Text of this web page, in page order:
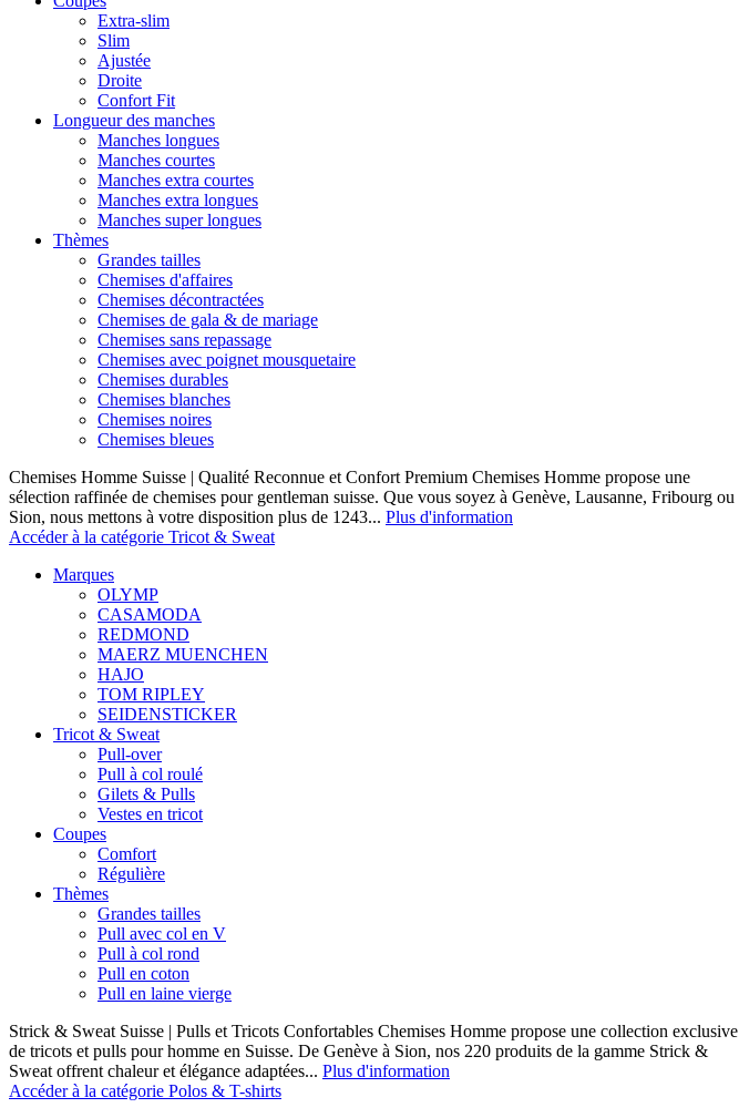
Extra-slim
Slim
Ajustée
Droite
Confort Fit
Longueur des manches
Manches longues
Manches courtes
Manches extra courtes
Manches extra longues
Manches super longues
Thèmes
Grandes tailles
Chemises d'affaires
Chemises décontractées
Chemises de gala & de mariage
Chemises sans repassage
Chemises avec poignet mousquetaire
Chemises durables
Chemises blanches
Chemises noires
Chemises bleues
Chemises Homme Suisse | Qualité Reconnue et Confort Premium Chemises Homme propose une
sélection raffinée de chemises pour gentleman suisse. Que vous soyez à Genève, Lausanne, Fribourg ou
Sion, nous mettons à votre disposition plus de 1243... Plus d'information
Accéder à la catégorie Tricot & Sweat
Marques
OLYMP
CASAMODA
REDMOND
MAERZ MUENCHEN
HAJO
TOM RIPLEY
SEIDENSTICKER
Tricot & Sweat
Pull-over
Pull à col roulé
Gilets & Pulls
Vestes en tricot
Coupes
Comfort
Régulière
Thèmes
Grandes tailles
Pull avec col en V
Pull à col rond
Pull en coton
Pull en laine vierge
Strick & Sweat Suisse | Pulls et Tricots Confortables Chemises Homme propose une collection exclusive
de tricots et pulls pour homme en Suisse. De Genève à Sion, nos 220 produits de la gamme Strick &
Sweat offrent chaleur et élégance adaptées... Plus d'information
Accéder à la catégorie Polos & T-shirts